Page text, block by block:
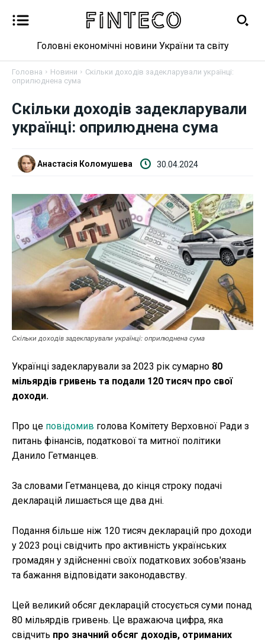
Бізнес
Фінанси
Криптовалюта
Робота і освіта
Публікації
ФОП
Курс валют
Ми в соц. мережах
Головні економічні новини України та світу
Головна Новини
Скільки доходів задекларували українці:
оприлюднена сума
Скільки доходів задекларували
українці: оприлюднена сума
Анастасія Коломушева 30.04.2024
Скільки доходів задекларували українці: оприлюднена сума
Українці задекларували за 2023 рік сумарно 80
мільярдів гривень та подали 120 тисяч про свої
доходи.
Про це повідомив голова Комітету Верховної Ради з
питань фінансів, податкової та митної політики
Данило Гетманцев.
За словами Гетманцева, до кінця строку подачі
декларацій лишається ще два дні.
Подання більше ніж 120 тисяч декларацій про доходи
у 2023 році свідчить про активність українських
громадян у здійсненні своїх податкових зобов'язань
та бажання відповідати законодавству.
Цей великий обсяг декларацій стосується суми понад
80 мільярдів гривень. Це вражаюча цифра, яка
свідчить про значний обсяг доходів, отриманих